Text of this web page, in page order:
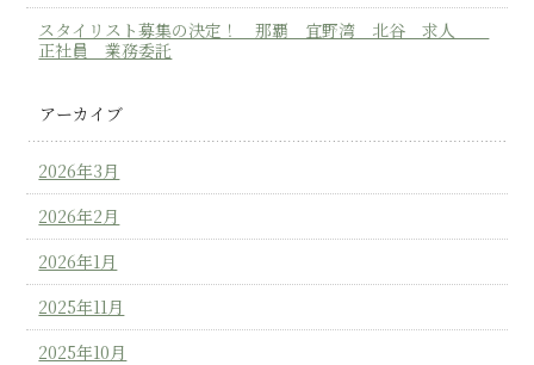
スタイリスト募集の決定！ 那覇 宜野湾 北谷 求人
正社員 業務委託
アーカイブ
2026年3月
2026年2月
2026年1月
2025年11月
2025年10月